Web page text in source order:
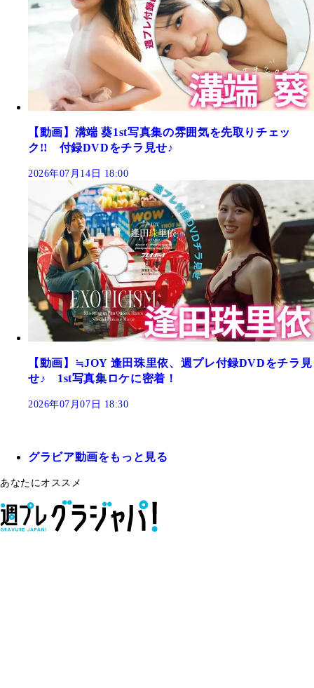
【動画】溝端 葵1st写真集の雰囲気を先取りチェッ
ク!! 付録DVDをチラ見せ♪
2026年07月14日 18:00
【動画】≒JOY 逢田珠里依、週プレ付録DVDをチラ見
せ♪ 1st写真集ロケに密着！
2026年07月07日 18:30
グラビア動画をもっと見る
あなたにオススメ